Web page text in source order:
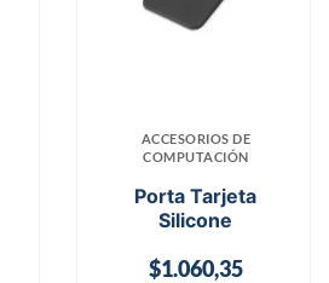
ACCESORIOS DE
COMPUTACIÓN
Porta Tarjeta
Silicone
$1.060,35